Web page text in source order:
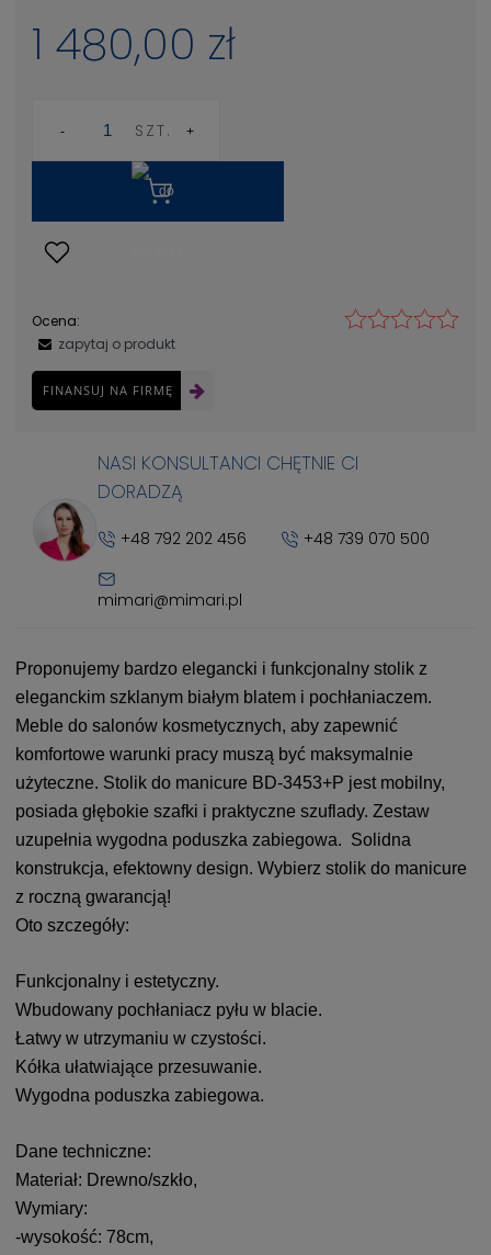
1 480,00 zł
SZT.
Ocena:
zapytaj o produkt
FINANSUJ NA FIRMĘ
NASI KONSULTANCI CHĘTNIE CI
DORADZĄ
+48 792 202 456 +48 739 070 500
mimari@mimari.pl
Proponujemy bardzo elegancki i funkcjonalny stolik z
eleganckim szklanym białym blatem i pochłaniaczem.
Meble do salonów kosmetycznych, aby zapewnić
komfortowe warunki pracy muszą być maksymalnie
użyteczne. Stolik do manicure BD-3453+P jest mobilny,
posiada głębokie szafki i praktyczne szuflady. Zestaw
uzupełnia wygodna poduszka zabiegowa. Solidna
konstrukcja, efektowny design. Wybierz stolik do manicure
z roczną gwarancją!
Oto szczegóły:
Funkcjonalny i estetyczny.
Wbudowany pochłaniacz pyłu w blacie.
Łatwy w utrzymaniu w czystości.
Kółka ułatwiające przesuwanie.
Wygodna poduszka zabiegowa.
Dane techniczne:
Materiał: Drewno/szkło,
Wymiary:
-wysokość: 78cm,